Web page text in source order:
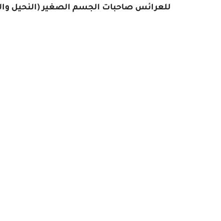
للعرائس صاحبات الجسم الصغير (النحيل